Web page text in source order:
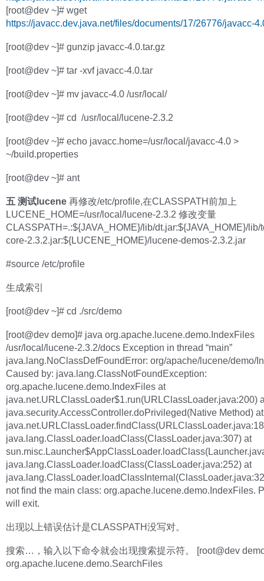
[root@dev ~]# wget
https://javacc.dev.java.net/files/documents/17/26776/javacc-
[root@dev ~]# gunzip javacc-4.0.tar.gz
[root@dev ~]# tar -xvf javacc-4.0.tar
[root@dev ~]# mv javacc-4.0 /usr/local/
[root@dev ~]# cd /usr/local/lucene-2.3.2
[root@dev ~]# echo javacc.home=/usr/local/javacc-4.0 >
~/build.properties
[root@dev ~]# ant
五 测试lucene 再修改/etc/profile,在CLASSPATH前加上
LUCENE_HOME=/usr/local/lucene-2.3.2 修改变量
CLASSPATH=.:${JAVA_HOME}/lib/dt.jar:${JAVA_HOME}/
core-2.3.2.jar:${LUCENE_HOME}/lucene-demos-2.3.2.jar
#source /etc/profile
生成索引
[root@dev ~]# cd ./src/demo
[root@dev demo]# java org.apache.lucene.demo.IndexFiles
/usr/local/lucene-2.3.2/docs Exception in thread “main”
java.lang.NoClassDefFoundError: org/apache/lucene/demo/
Caused by: java.lang.ClassNotFoundException:
org.apache.lucene.demo.IndexFiles at
java.net.URLClassLoader$1.run(URLClassLoader.java:200)
java.security.AccessController.doPrivileged(Native Method) at
java.lang.ClassLoader.loadClass(ClassLoader.java:307) at
java.lang.ClassLoader.loadClass(ClassLoader.java:252) at
not find the main class: org.apache.lucene.demo.IndexFiles.
will exit.
出现以上错误估计是CLASSPATH没写对。
搜索…，输入以下命令就会出现搜索提示符。 [root@dev
org.apache.lucene.demo.SearchFiles